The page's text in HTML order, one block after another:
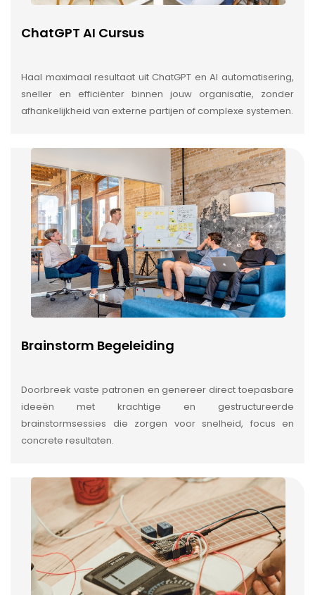
ChatGPT AI Cursus
Haal maximaal resultaat uit ChatGPT en AI automatisering,
sneller en efficiënter binnen jouw organisatie, zonder
afhankelijkheid van externe partijen of complexe systemen.
Brainstorm Begeleiding
Doorbreek vaste patronen en genereer direct toepasbare
ideeën met krachtige en gestructureerde
brainstormsessies die zorgen voor snelheid, focus en
concrete resultaten.